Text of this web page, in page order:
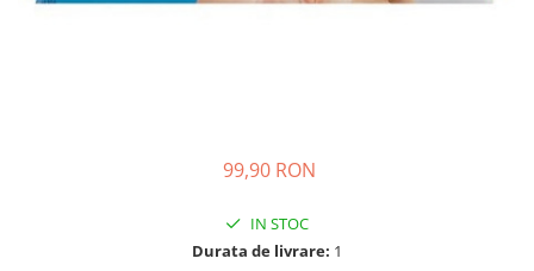
Birotica & Papetarie
Cadite bebe si accesorii baie
99,90 RON
IN STOC
Durata de livrare: 1